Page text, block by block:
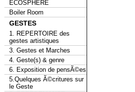
ECOSPHERE
Boiler Room
GESTES
1. REPERTOIRE des
gestes artistiques
3. Gestes et Marches
4. Geste(s) & genre
6. Exposition de pensÃ©es
5.Quelques Ã©critures sur
le Geste